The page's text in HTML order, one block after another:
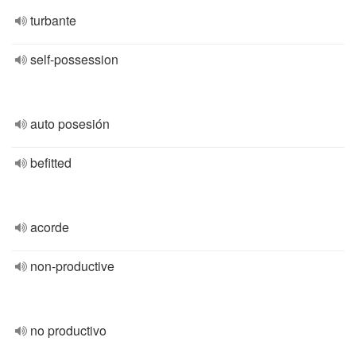
turbante
self-possession
auto posesión
befitted
acorde
non-productive
no productivo